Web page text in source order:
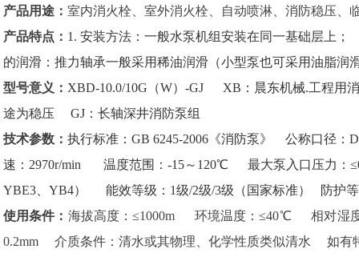
产品用途： 室内消火栓、室外消火栓、自动喷淋、消防稳压、
产品特点： 1. 安装方法：一般水泵机组安装在同一基础层上
的润滑：推力轴承一般采用稀油润滑（小型泵也可采用油脂
型号意义： XBD-10.0/10G（W）-GJ XB：晨东机械.工程
途为稳压 GJ：长轴深井消防泵组
技术参数： 执行标准：GB 6245-2006《消防泵》 公称口径
速：2970r/min 温度范围：-15～120℃ 最大泵入口压力：
YBE3、YB4） 能效等级：1级/2级/3级（国家标准） 防护
使用条件： 海拔高度：≤1000m 环境温度：≤40℃ 相对湿
0.2mm 介质条件：清水或其物理、化学性质类似清水 如有